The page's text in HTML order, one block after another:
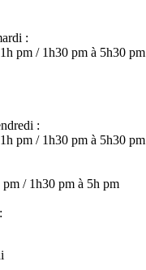
:
pm / 1h30 pm à 5h30 pm
:
pm / 1h30 pm à 5h30 pm
pm / 1h30 pm à 5h pm